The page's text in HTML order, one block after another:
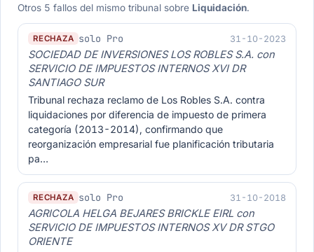
Otros 5 fallos del mismo tribunal sobre Liquidación.
RECHAZA solo Pro 31-10-2023
SOCIEDAD DE INVERSIONES LOS ROBLES S.A. con
SERVICIO DE IMPUESTOS INTERNOS XVI DR
SANTIAGO SUR
Tribunal rechaza reclamo de Los Robles S.A. contra
liquidaciones por diferencia de impuesto de primera
categoría (2013-2014), confirmando que
reorganización empresarial fue planificación tributaria
pa…
RECHAZA solo Pro 31-10-2018
AGRICOLA HELGA BEJARES BRICKLE EIRL con
SERVICIO DE IMPUESTOS INTERNOS XV DR STGO
ORIENTE